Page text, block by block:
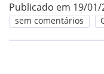
Colunistas
Publicado em 19/01/
sem comentários